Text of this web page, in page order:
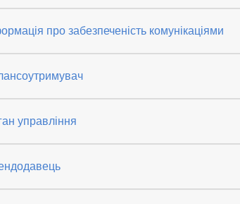
про забезпеченість комунікаціями
управління